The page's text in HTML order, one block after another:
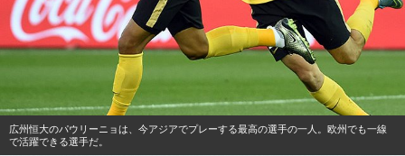
広州恒大のパウリーニョは、今アジアでプレーする最高の選手の一人。欧州でも一線
で活躍できる選手だ。